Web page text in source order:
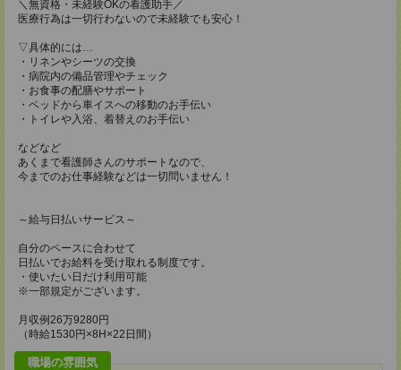
＼無資格・未経験OKの看護助手／
医療行為は一切行わないので未経験でも安心！
▽具体的には…
・リネンやシーツの交換
・病院内の備品管理やチェック
・お食事の配膳やサポート
・ベッドから車イスへの移動のお手伝い
・トイレや入浴、着替えのお手伝い
などなど
あくまで看護師さんのサポートなので、
今までのお仕事経験などは一切問いません！
～給与日払いサービス～
自分のペースに合わせて
日払いでお給料を受け取れる制度です。
・使いたい日だけ利用可能
※一部規定がございます。
月収例26万9280円
（時給1530円×8H×22日間）
職場の雰囲気